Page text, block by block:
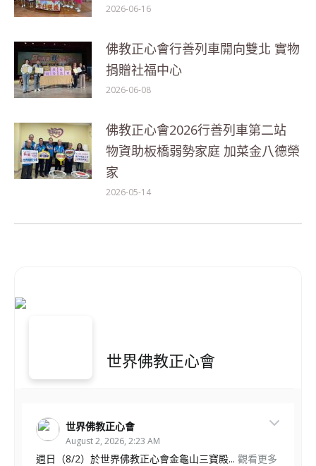
2026-06-16
佛教正心會行善列車開向雙北 實物
捐贈社福中心
2026-06-08
佛教正心會2026行善列車第二站
物資助板橋弱勢家庭 加菜金八德榮
家
2026-05-14
世界佛教正心會
世界佛教正心會
August 2, 2026, 2:23 AM
週日（8/2）於世界佛教正心會金龜山三寶殿... 觀看更多